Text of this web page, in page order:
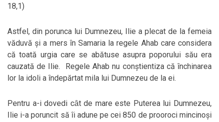
18,1)
Astfel, din porunca lui Dumnezeu, Ilie a plecat de la femeia
văduvă și a mers ȋn Samaria la regele Ahab care considera
că toată urgia care se abătuse asupra poporului său era
cauzată de Ilie. Regele Ahab nu conștientiza că ȋnchinarea
lor la idoli a ȋndepărtat mila lui Dumnezeu de la ei.
Pentru a-i dovedi cȃt de mare este Puterea lui Dumnezeu,
Ilie i-a poruncit să ȋi adune pe cei 850 de prooroci mincinoși